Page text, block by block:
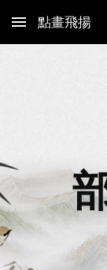
Skip to main
點畫飛揚